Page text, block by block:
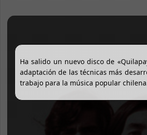
Ha salido un nuevo disco de
adaptación de las técnicas más
trabajo para la música popular